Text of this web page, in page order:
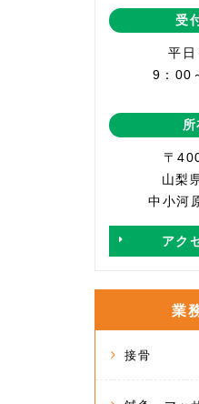
受
平日
9：00
〒
山梨
中小河
アク
業
接骨